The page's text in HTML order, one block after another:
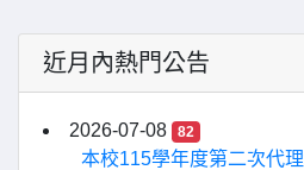
近月內熱門公告
2026-07-08 82
本校115學年度第二次代